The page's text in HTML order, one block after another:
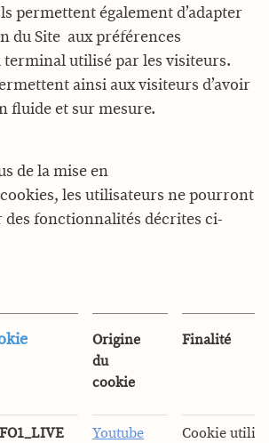
permettent également d’adapter
du Site aux préférences
terminal utilisé par les visiteurs.
ainsi aux visiteurs d’avoir
fluide et sur mesure.
de la mise en
les utilisateurs ne pourront
des fonctionnalités décrites ci-
Origine
du
cookie
Finalité
Youtube
Cookie